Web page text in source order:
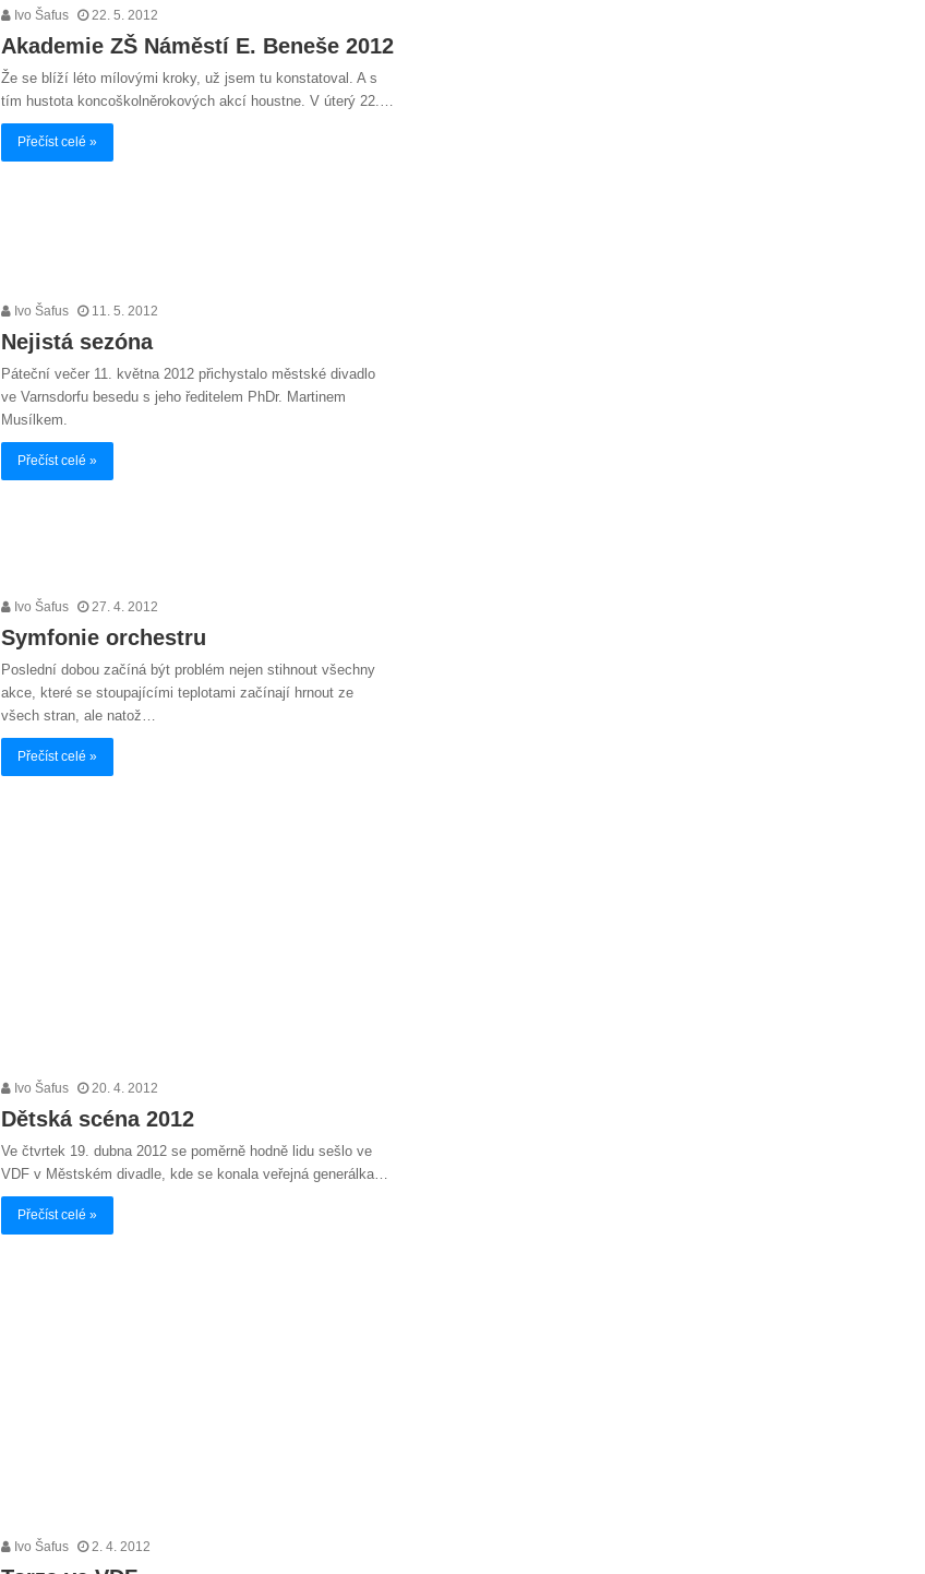
Ivo Šafus 22. 5. 2012
Akademie ZŠ Náměstí E. Beneše 2012
Že se blíží léto mílovými kroky, už jsem tu konstatoval. A s
tím hustota koncoškolněrokových akcí houstne. V úterý 22.…
Přečíst celé »
Ivo Šafus 11. 5. 2012
Nejistá sezóna
Páteční večer 11. května 2012 přichystalo městské divadlo
ve Varnsdorfu besedu s jeho ředitelem PhDr. Martinem
Musílkem.
Přečíst celé »
Ivo Šafus 27. 4. 2012
Symfonie orchestru
Poslední dobou začíná být problém nejen stihnout všechny
akce, které se stoupajícími teplotami začínají hrnout ze
všech stran, ale natož…
Přečíst celé »
Ivo Šafus 20. 4. 2012
Dětská scéna 2012
Ve čtvrtek 19. dubna 2012 se poměrně hodně lidu sešlo ve
VDF v Městském divadle, kde se konala veřejná generálka…
Přečíst celé »
Ivo Šafus 2. 4. 2012